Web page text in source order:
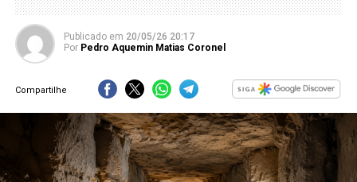
Publicado em 20/05/26 20:17
Por Pedro Aquemin Matias Coronel
Compartilhe